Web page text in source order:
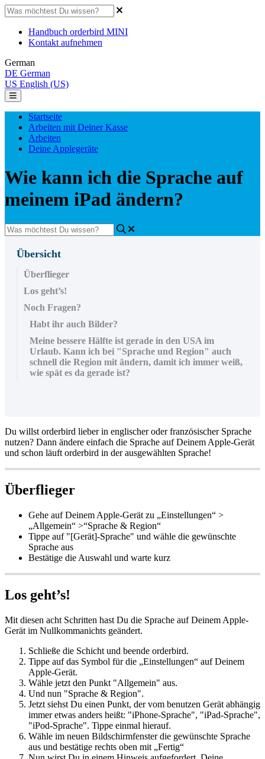
Handbuch orderbird MINI
Kontakt aufnehmen
German
DE German
US English (US)
Startseite
Arbeiten mit Deiner Kasse
Arbeiten
Deine Applegeräte
Wie kann ich die Sprache auf
meinem iPad ändern?
Übersicht
Überflieger
Los geht’s!
Noch Fragen?
Habt ihr auch Bilder?
Meine bessere Hälfte ist gerade in den USA im
Urlaub. Kann ich bei "Sprache und Region" auch
schnell die Region mit ändern, damit ich immer weiß,
wie spät es da gerade ist?
Du willst orderbird lieber in englischer oder französischer Sprache
nutzen? Dann ändere einfach die Sprache auf Deinem Apple-Gerät
und schon läuft orderbird in der ausgewählten Sprache!
Überflieger
Gehe auf Deinem Apple-Gerät zu „Einstellungen“ >
„Allgemein“ >“Sprache & Region“
Tippe auf "[Gerät]-Sprache" und wähle die gewünschte
Sprache aus
Bestätige die Auswahl und warte kurz
Los geht’s!
Mit diesen acht Schritten hast Du die Sprache auf Deinem Apple-
Gerät im Nullkommanichts geändert.
Schließe die Schicht und beende orderbird.
Tippe auf das Symbol für die „Einstellungen“ auf Deinem
Apple-Gerät.
Wähle jetzt den Punkt "Allgemein" aus.
Und nun "Sprache & Region".
Jetzt siehst Du einen Punkt, der vom benutzen Gerät abhängig
immer etwas anders heißt: "iPhone-Sprache", "iPad-Sprache",
"iPod-Sprache". Tippe einmal hierauf.
Wähle im neuen Bildschirmfenster die gewünschte Sprache
aus und bestätige rechts oben mit „Fertig“